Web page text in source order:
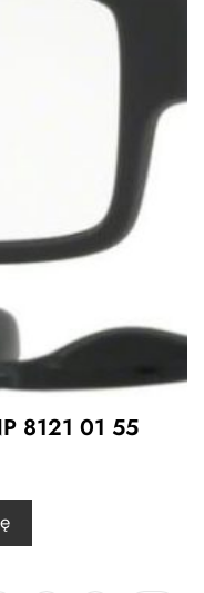
8121 01 55